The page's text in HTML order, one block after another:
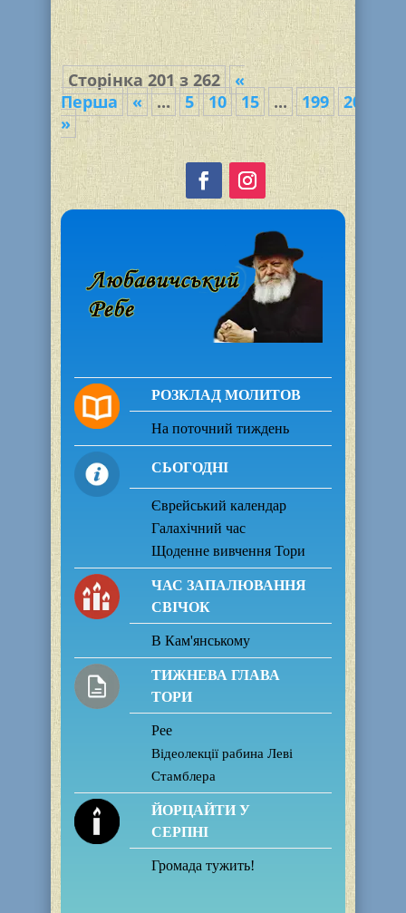
Сторінка 201 з 262
«
Перша
« ... 5 10 15 ... 199 200
»
РОЗКЛАД МОЛИТОВ
На поточний тиждень
СЬОГОДНІ
Єврейський календар
Галахічний час
Щоденне вивчення Тори
ЧАС ЗАПАЛЮВАННЯ
СВІЧОК
В Кам'янському
ТИЖНЕВА ГЛАВА
ТОРИ
Рее
Відеолекції рабина Леві
Стамблера
ЙОРЦАЙТИ У
СЕРПНІ
Громада тужить!